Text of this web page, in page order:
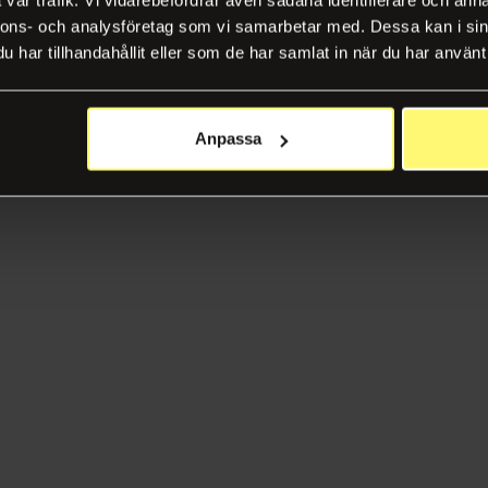
och analysföretag som vi samarbetar med. Dessa kan i
har tillhandahållit eller som de har samlat in när du har
Anpassa